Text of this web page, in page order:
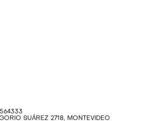
SUÁREZ 2718, MONTEVIDEO